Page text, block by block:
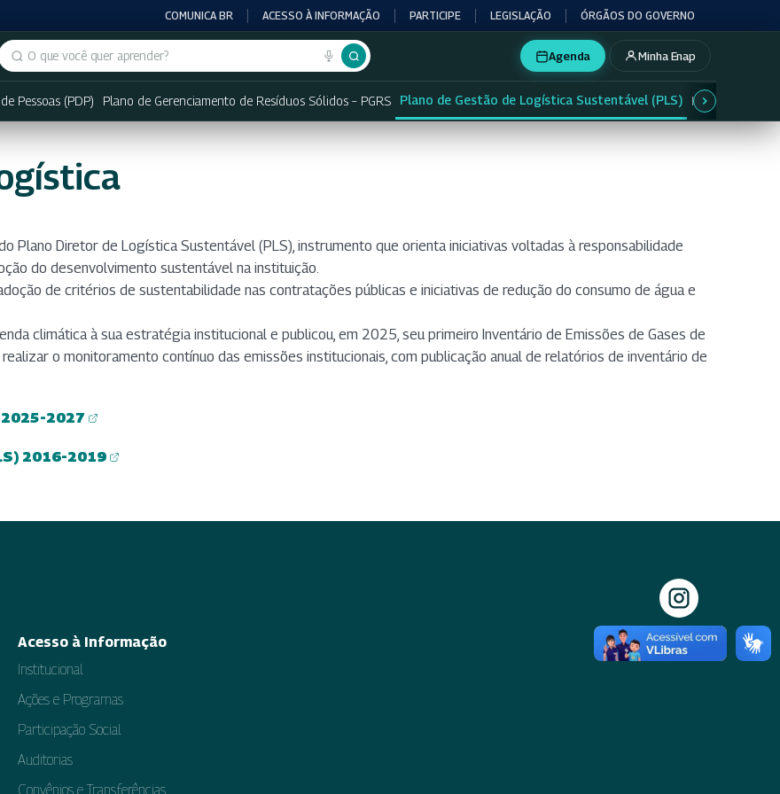
COMUNICA BR ACESSO À INFORMAÇÃO PARTICIPE LEGISLAÇÃO ÓRGÃOS DO GOVERNO
Buscar no portal
Agenda Minha Enap
Pessoas (PDP) Plano de Gerenciamento de Resíduos Sólidos – PGRS Plano de Gestão de Logística Sustentável (PLS) Plano Diretor
Plano Diretor de Logística Sustentável (PLS), instrumento que orienta iniciativas voltadas à responsabilidade
do desenvolvimento sustentável na instituição.
de critérios de sustentabilidade nas contratações públicas e iniciativas de redução do consumo de água e
climática à sua estratégia institucional e publicou, em 2025, seu primeiro Inventário de Emissões de Gases de
o monitoramento contínuo das emissões institucionais, com publicação anual de relatórios de inventário de
2027
2016-2019
Acesso à Informação
Institucional
Ações e Programas
Participação Social
Auditorias
Convênios e Transferências